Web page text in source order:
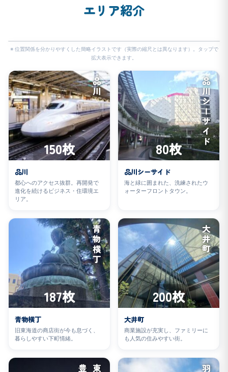
エリア紹介
※ 位置関係を分かりやすくした簡略イラストです（実際の縮尺とは異なります）。タップで
拡大表示できます。
品川
150枚
品川
都心へのアクセス抜群。再開発で
進化を続けるビジネス・住環境エ
リア。
品川シーサイド
80枚
品川シーサイド
海と緑に囲まれた、洗練されたウ
ォーターフロントタウン。
青物横丁
187枚
青物横丁
旧東海道の商店街が今も息づく、
暮らしやすい下町情緒。
大井町
200枚
大井町
商業施設が充実し、ファミリーに
も人気の住みやすい街。